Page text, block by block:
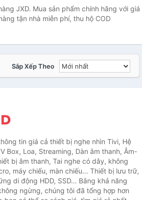
JXD. Mua sản phẩm chính hãng với giá
tận nhà miễn phí, thu hộ COD
Sắp Xếp Theo
tin giá cả thiết bị nghe nhìn Tivi, Hệ
Box, Loa, Streaming, Dàn âm thanh, Âm-
bị âm thanh, Tai nghe có dây, không
máy chiếu, màn chiếu... Thiết bị lưu trữ,
di động HDD, SSD... Bằng khả năng
ngừng, chúng tôi đã tổng hợp hơn